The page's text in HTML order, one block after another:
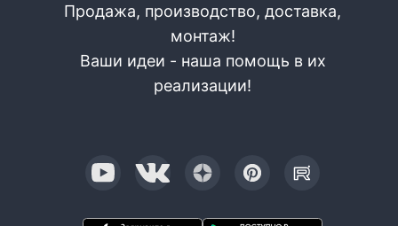
Продажа, производство, доставка,
монтаж!
Ваши идеи - наша помощь в их
реализации!